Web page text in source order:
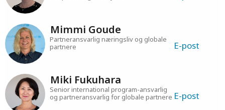
E-post
Mimmi Goude
Partneransvarlig næringsliv og globale
E-post
Miki Fukuhara
Senior international program-ansvarlig
E-post